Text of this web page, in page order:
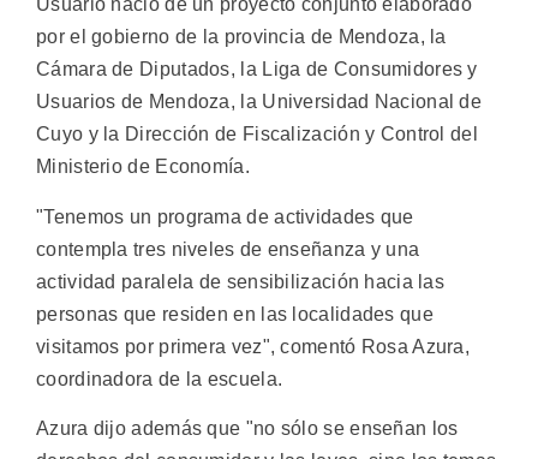
Usuario nació de un proyecto conjunto elaborado
por el gobierno de la provincia de Mendoza, la
Cámara de Diputados, la Liga de Consumidores y
Usuarios de Mendoza, la Universidad Nacional de
Cuyo y la Dirección de Fiscalización y Control del
Ministerio de Economía.
"Tenemos un programa de actividades que
contempla tres niveles de enseñanza y una
actividad paralela de sensibilización hacia las
personas que residen en las localidades que
visitamos por primera vez", comentó Rosa Azura,
coordinadora de la escuela.
Azura dijo además que "no sólo se enseñan los